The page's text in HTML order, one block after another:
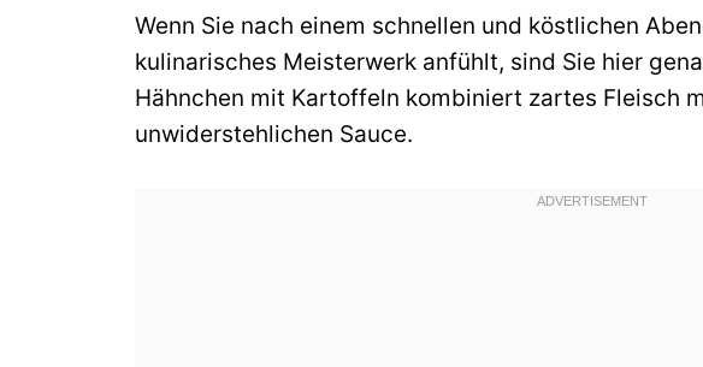
Wenn Sie nach einem schnellen und köstlichen
kulinarisches Meisterwerk anfühlt, sind Sie hier
Hähnchen mit Kartoffeln kombiniert zartes Fleisch
unwiderstehlichen Sauce.